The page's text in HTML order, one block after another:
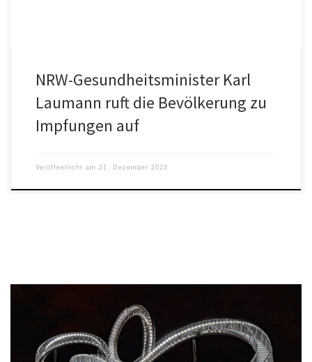
NRW-Gesundheitsminister Karl
Laumann ruft die Bevölkerung zu
Impfungen auf
Veröffentlicht am 21. Dezember 2023